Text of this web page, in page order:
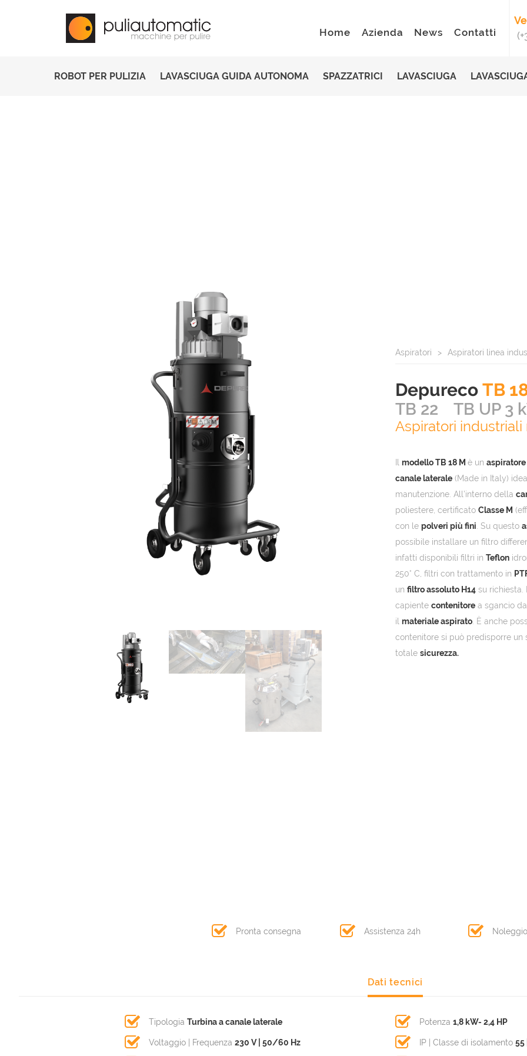
Home Azienda News Contatti
ROBOT PER PULIZIA LAVASCIUGA GUIDA AUTONOMA SPAZZATRICI LAVASCIUGA
AZIENDA
Aspiratori Aspiratori linea
Depureco TB
TB 22 TB UP 3
Aspiratori
modello TB 18 M è un
canale laterale (Made in Italy)
manutenzione. All’interno della
poliestere, certificato Classe M
con le polveri più fini . Su questo
possibile installare un filtro
infatti disponibili filtri in Teflon
250° C, filtri con trattamento in
un filtro assoluto H14 su richiesta.
capiente contenitore a sgancio
il materiale aspirato . È anche
contenitore si può predisporre
totale sicurezza.
Pronta consegna Assistenza 24h Noleggio
Dati tecnici
Tipologia Turbina a canale laterale Potenza 1,8 kW- 2,4 HP
Voltaggio | Frequenza 230 V | 50/60 Hz IP | Classe di isolamento 55